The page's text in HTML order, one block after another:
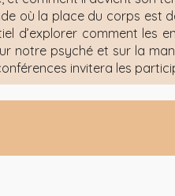
où la place du corps est
d’explorer comment les
notre psyché et sur la
invitera les